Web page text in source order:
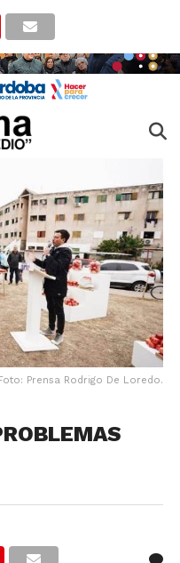
Prensa Rodrigo De Loredo.